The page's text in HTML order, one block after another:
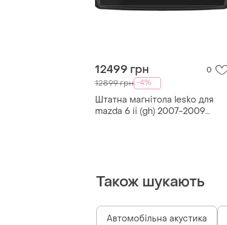
12499 грн 0
12899 грн -4%
Штатна магнітола lesko для
mazda 6 ii (gh) 2007-2009
Також шукають
Автомобільна акустика